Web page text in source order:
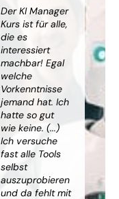
Der KI Manager
Kurs ist für alle,
die es
interessiert
machbar! Egal
welche
Vorkenntnisse
jemand hat. Ich
hatte so gut
wie keine. (...)
Ich versuche
fast alle Tools
selbst
auszuprobieren
und da fehlt mit
zu